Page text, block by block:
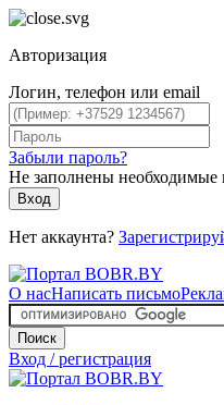
Авторизация
Логин, телефон или email
Забыли пароль?
Не заполнены необходимые
Вход
Нет аккаунта?
О насНаписать письмо
Поиск
Вход / регистрация